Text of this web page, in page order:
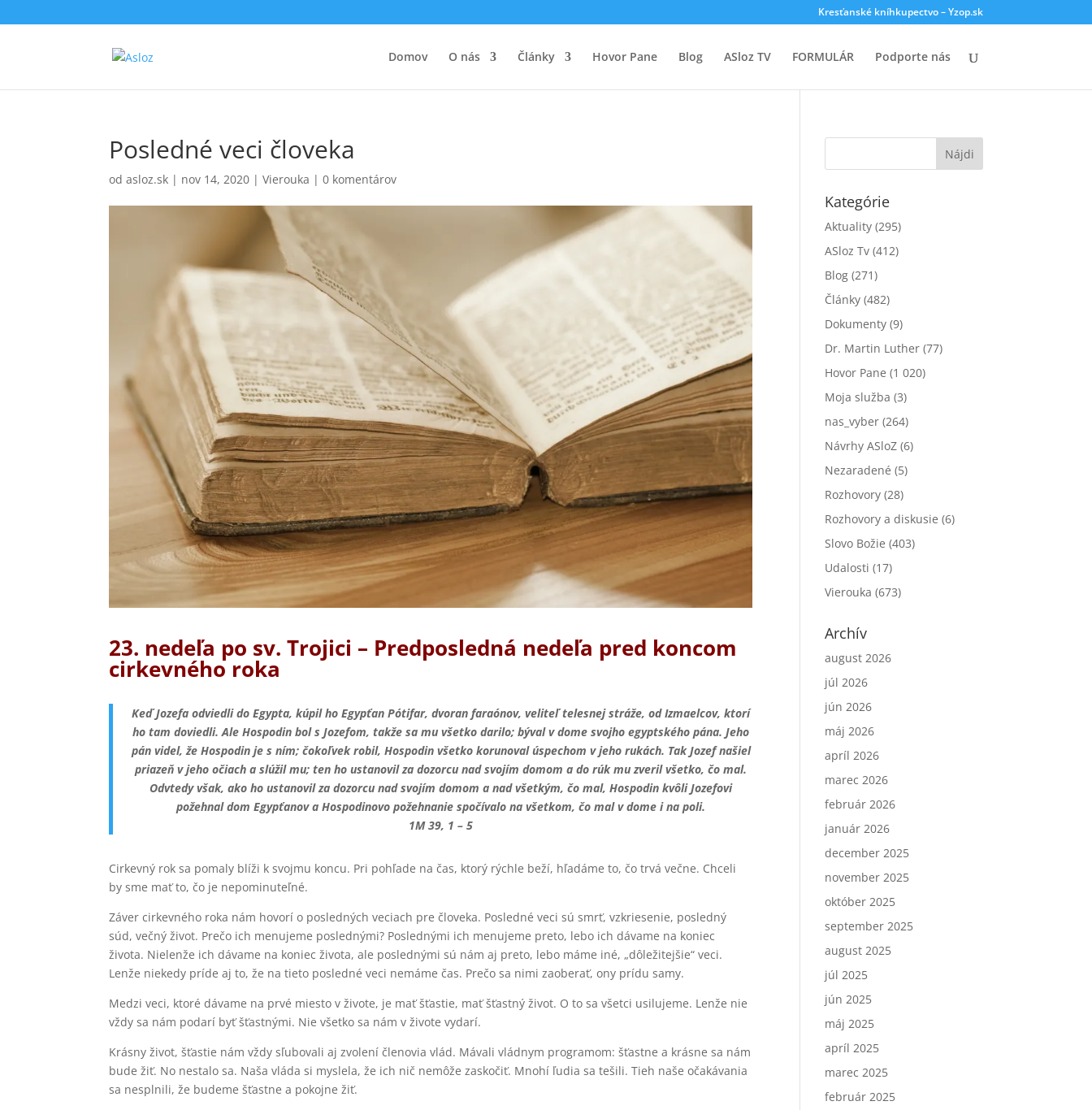
Kresťanské kníhkupectvo – Yzop.sk
Domov O nás Články Hovor Pane Blog ASloz TV FORMULÁR Podporte nás
Posledné veci človeka
odasloz.sk | nov 14, 2020 |Vierouka |0 komentárov
23. nedeľa po sv. Trojici – Predposledná nedeľa pred koncom
cirkevného roka
Keď Jozefa odviedli do Egypta, kúpil ho Egypťan Pótifar, dvoran faraónov, veliteľ telesnej stráže, od Izmaelcov, ktorí
ho tam doviedli. Ale Hospodin bol s Jozefom, takže sa mu všetko darilo; býval v dome svojho egyptského pána. Jeho
pán videl, že Hospodin je s ním; čokoľvek robil, Hospodin všetko korunoval úspechom v jeho rukách. Tak Jozef našiel
priazeň v jeho očiach a slúžil mu; ten ho ustanovil za dozorcu nad svojím domom a do rúk mu zveril všetko, čo mal.
Odvtedy však, ako ho ustanovil za dozorcu nad svojím domom a nad všetkým, čo mal, Hospodin kvôli Jozefovi
požehnal dom Egypťanov a Hospodinovo požehnanie spočívalo na všetkom, čo mal v dome i na poli.
1M 39, 1 – 5
Cirkevný rok sa pomaly blíži k svojmu koncu. Pri pohľade na čas, ktorý rýchle beží, hľadáme to, čo trvá večne. Chceli
by sme mať to, čo je nepominuteľné.
Záver cirkevného roka nám hovorí o posledných veciach pre človeka. Posledné veci sú smrť, vzkriesenie, posledný
súd, večný život. Prečo ich menujeme poslednými? Poslednými ich menujeme preto, lebo ich dávame na koniec
života. Nielenže ich dávame na koniec života, ale poslednými sú nám aj preto, lebo máme iné, „dôležitejšie“ veci.
Lenže niekedy príde aj to, že na tieto posledné veci nemáme čas. Prečo sa nimi zaoberať, ony prídu samy.
Medzi veci, ktoré dávame na prvé miesto v živote, je mať šťastie, mať šťastný život. O to sa všetci usilujeme. Lenže nie
vždy sa nám podarí byť šťastnými. Nie všetko sa nám v živote vydarí.
Krásny život, šťastie nám vždy sľubovali aj zvolení členovia vlád. Mávali vládnym programom: šťastne a krásne sa nám
bude žiť. No nestalo sa. Naša vláda si myslela, že ich nič nemôže zaskočiť. Mnohí ľudia sa tešili. Tieh naše očakávania
sa nesplnili, že budeme šťastne a pokojne žiť.
Kategórie
Aktuality (295)
ASloz Tv (412)
Blog (271)
Články (482)
Dokumenty (9)
Dr. Martin Luther (77)
Hovor Pane (1 020)
Moja služba (3)
nas_vyber (264)
Návrhy ASloZ (6)
Nezaradené (5)
Rozhovory (28)
Rozhovory a diskusie (6)
Slovo Božie (403)
Udalosti (17)
Vierouka (673)
Archív
august 2026
júl 2026
jún 2026
máj 2026
apríl 2026
marec 2026
február 2026
január 2026
december 2025
november 2025
október 2025
september 2025
august 2025
júl 2025
jún 2025
máj 2025
apríl 2025
marec 2025
február 2025